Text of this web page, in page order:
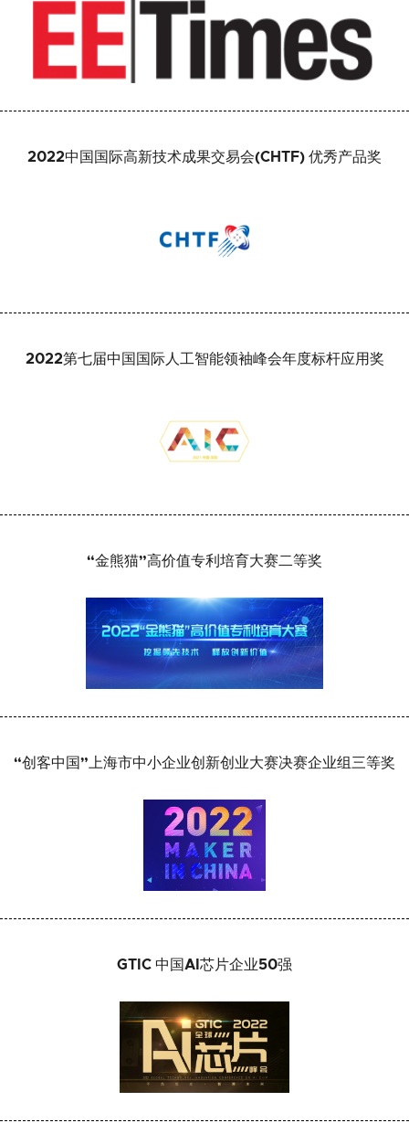
2022中国国际高新技术成果交易会(CHTF) 优秀产品奖
2022第七届中国国际人工智能领袖峰会年度标杆应用奖
“金熊猫”高价值专利培育大赛二等奖
“创客中国”上海市中小企业创新创业大赛决赛企业组三等奖
GTIC 中国AI芯片企业50强